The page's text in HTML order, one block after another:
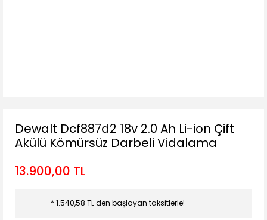
Dewalt Dcf887d2 18v 2.0 Ah Li-ion Çift
Akülü Kömürsüz Darbeli Vidalama
13.900,00 TL
* 1.540,58 TL den başlayan taksitlerle!